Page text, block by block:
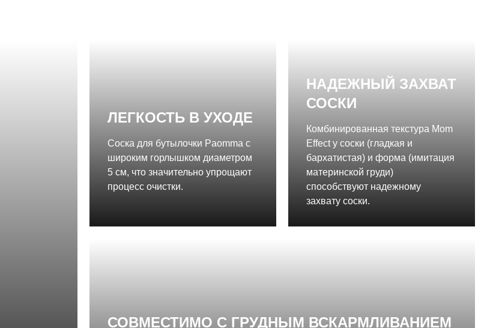
ЛЕГКОСТЬ В УХОДЕ
Соска для бутылочки Paomma с
широким горлышком диаметром
5 см, что значительно упрощают
процесс очистки.
НАДЕЖНЫЙ ЗАХВАТ
СОСКИ
Комбинированная текстура Mom
Effect у соски (гладкая и
бархатистая) и форма (имитация
материнской груди)
способствуют надежному
захвату соски.
СОВМЕСТИМО С ГРУДНЫМ ВСКАРМЛИВАНИЕМ